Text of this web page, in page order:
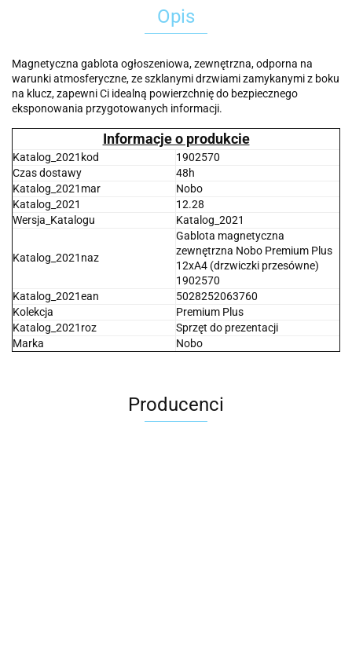
Opis
Magnetyczna gablota ogłoszeniowa, zewnętrzna, odporna na
warunki atmosferyczne, ze szklanymi drzwiami zamykanymi z boku
na klucz, zapewni Ci idealną powierzchnię do bezpiecznego
eksponowania przygotowanych informacji.
Informacje o produkcie
Katalog_2021kod
1902570
Czas dostawy
48h
Katalog_2021mar
Nobo
Katalog_2021
12.28
Wersja_Katalogu
Katalog_2021
Katalog_2021naz
Gablota magnetyczna
zewnętrzna Nobo Premium Plus
12xA4 (drzwiczki przesówne)
1902570
Katalog_2021ean
5028252063760
Kolekcja
Premium Plus
Katalog_2021roz
Sprzęt do prezentacji
Marka
Nobo
Producenci